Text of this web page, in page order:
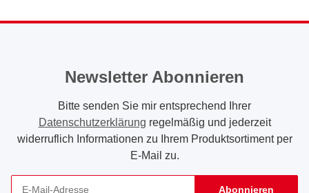
Newsletter Abonnieren
Bitte senden Sie mir entsprechend Ihrer
Datenschutzerklärung regelmäßig und jederzeit
widerruflich Informationen zu Ihrem Produktsortiment per
E-Mail zu.
Abonnieren